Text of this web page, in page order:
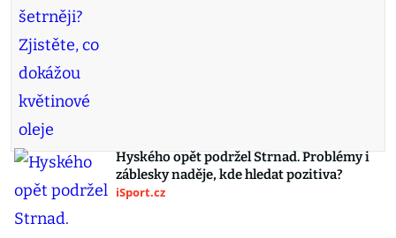
Hyského opět podržel Strnad. Problémy i
záblesky naděje, kde hledat pozitiva?
iSport.cz